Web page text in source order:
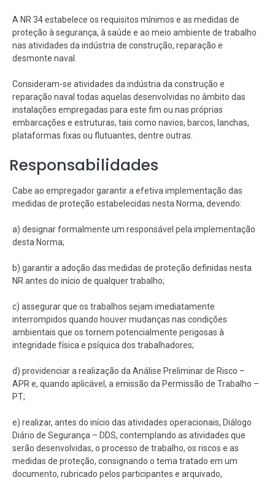
A NR 34 estabelece os requisitos mínimos e as medidas de
proteção à segurança, à saúde e ao meio ambiente de trabalho
nas atividades da indústria de construção, reparação e
desmonte naval.
Consideram-se atividades da indústria da construção e
reparação naval todas aquelas desenvolvidas no âmbito das
instalações empregadas para este fim ou nas próprias
embarcações e estruturas, tais como navios, barcos, lanchas,
plataformas fixas ou flutuantes, dentre outras.
Responsabilidades
Cabe ao empregador garantir a efetiva implementação das
medidas de proteção estabelecidas nesta Norma, devendo:
a) designar formalmente um responsável pela implementação
desta Norma;
b) garantir a adoção das medidas de proteção definidas nesta
NR antes do início de qualquer trabalho;
c) assegurar que os trabalhos sejam imediatamente
interrompidos quando houver mudanças nas condições
ambientais que os tornem potencialmente perigosas à
integridade física e psíquica dos trabalhadores;
d) providenciar a realização da Análise Preliminar de Risco –
APR e, quando aplicável, a emissão da Permissão de Trabalho –
PT;
e) realizar, antes do início das atividades operacionais, Diálogo
Diário de Segurança – DDS, contemplando as atividades que
serão desenvolvidas, o processo de trabalho, os riscos e as
medidas de proteção, consignando o tema tratado em um
documento, rubricado pelos participantes e arquivado,